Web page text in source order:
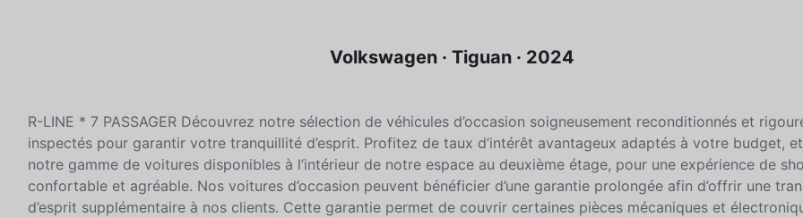
Volkswagen · Tiguan · 2024
R-LINE * 7 PASSAGER Découvrez notre sélection de véhicules d’occasion soigneusement reconditionnés et
inspectés pour garantir votre tranquillité d’esprit. Profitez de taux d’intérêt avantageux adaptés à votre budget,
notre gamme de voitures disponibles à l’intérieur de notre espace au deuxième étage, pour une expérience de
confortable et agréable. Nos voitures d’occasion peuvent bénéficier d’une garantie prolongée afin d’offrir une
d’esprit supplémentaire à nos clients. Cette garantie permet de couvrir certaines pièces mécaniques et